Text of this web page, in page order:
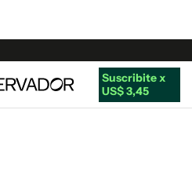
Suscribite x
US$ 3,45